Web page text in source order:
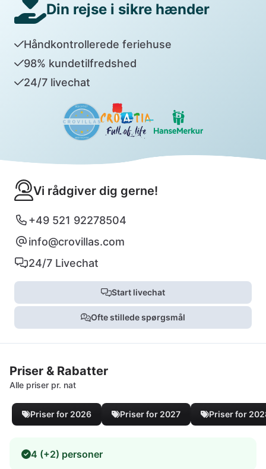
Din rejse i sikre hænder
Håndkontrollerede feriehuse
98% kundetilfredshed
24/7 livechat
Vi rådgiver dig gerne!
+49 521 92278504
info@crovillas.com
24/7 Livechat
Start livechat
Ofte stillede spørgsmål
Priser & Rabatter
Alle priser pr. nat
Priser for 2026 Priser for 2027 Priser for
4 (+2) personer